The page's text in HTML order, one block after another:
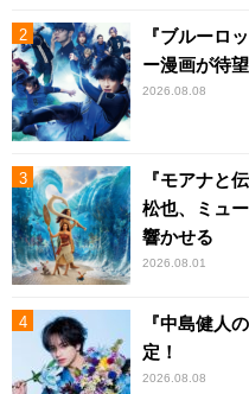
『ブルーロ
ー漫画が待
2026.08.08
『モアナと
松也、ミュ
響かせる
2026.08.01
『中島健人
定！
2026.08.08